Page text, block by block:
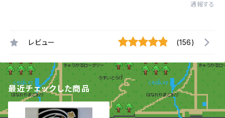
通報する
レビュー (156)
最近チェックした商品